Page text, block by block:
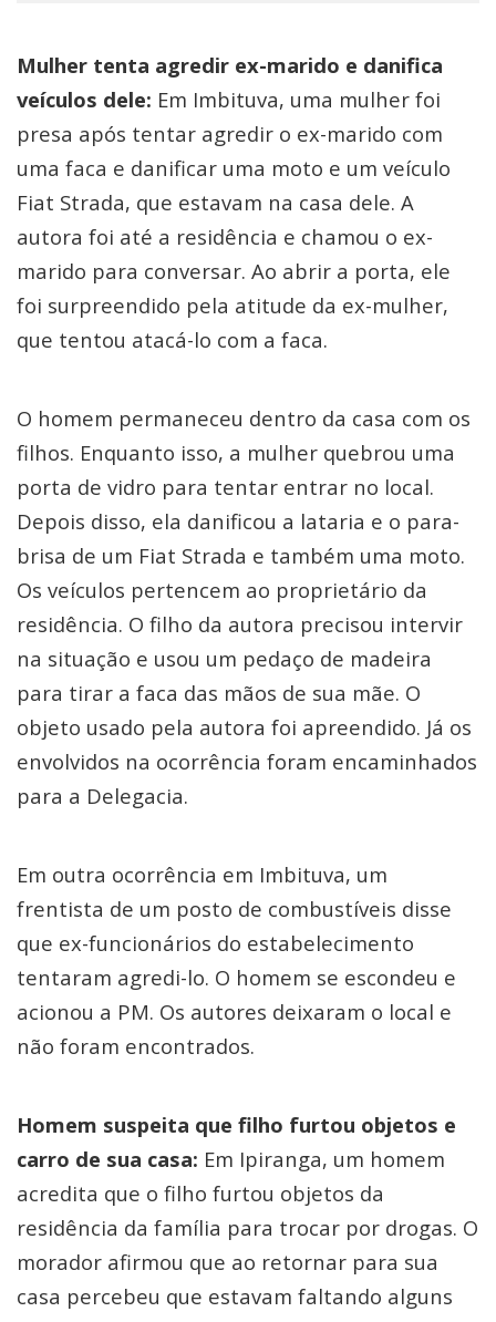
Mulher tenta agredir ex-marido e danifica
veículos dele: Em Imbituva, uma mulher foi
presa após tentar agredir o ex-marido com
uma faca e danificar uma moto e um veículo
Fiat Strada, que estavam na casa dele. A
autora foi até a residência e chamou o ex-
marido para conversar. Ao abrir a porta, ele
foi surpreendido pela atitude da ex-mulher,
que tentou atacá-lo com a faca.
O homem permaneceu dentro da casa com os
filhos. Enquanto isso, a mulher quebrou uma
porta de vidro para tentar entrar no local.
Depois disso, ela danificou a lataria e o para-
brisa de um Fiat Strada e também uma moto.
Os veículos pertencem ao proprietário da
residência. O filho da autora precisou intervir
na situação e usou um pedaço de madeira
para tirar a faca das mãos de sua mãe. O
objeto usado pela autora foi apreendido. Já os
envolvidos na ocorrência foram encaminhados
para a Delegacia.
Em outra ocorrência em Imbituva, um
frentista de um posto de combustíveis disse
que ex-funcionários do estabelecimento
tentaram agredi-lo. O homem se escondeu e
acionou a PM. Os autores deixaram o local e
não foram encontrados.
Homem suspeita que filho furtou objetos e
carro de sua casa: Em Ipiranga, um homem
acredita que o filho furtou objetos da
residência da família para trocar por drogas. O
morador afirmou que ao retornar para sua
casa percebeu que estavam faltando alguns